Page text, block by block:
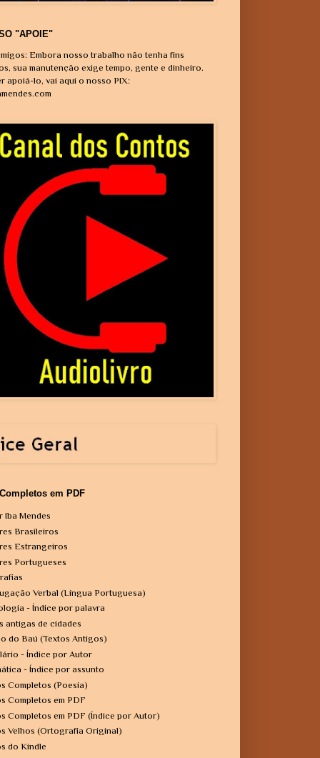
"APOIE"
Embora nosso trabalho não tenha fins
sua manutenção exige tempo, gente e dinheiro.
apoiá-lo, vai aqui o nosso PIX:
em PDF
Iba Mendes
Brasileiros
Estrangeiros
Portugueses
Verbal (Língua Portuguesa)
- Índice por palavra
antigas de cidades
do Baú (Textos Antigos)
- Índice por Autor
- Índice por assunto
Completos (Poesia)
Completos em PDF
Completos em PDF (Índice por Autor)
Velhos (Ortografia Original)
do Kindle